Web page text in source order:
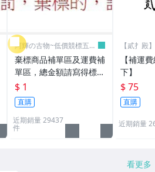
阿輝の古物~低價競標五六
日結標
棄標商品補單區及運費補
單區，總金額請寫得標商
品金額，運費請寫棄標商
品原設定之運費
$ 1
直購
近期銷量 29437
件
【貳扌殿
【補運
下】
$ 75
直購
近期銷量
看更多